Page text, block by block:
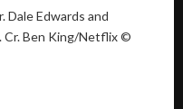
Dale Edwards and
Cr. Ben King/Netflix ©